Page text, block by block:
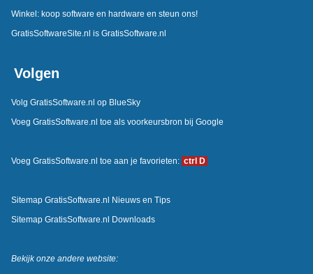
Winkel: koop software en hardware en steun ons!
GratisSoftwareSite.nl is GratisSoftware.nl
Volgen
Volg GratisSoftware.nl op BlueSky
Voeg GratisSoftware.nl toe als voorkeursbron bij Google
Voeg GratisSoftware.nl toe aan je favorieten: ctrl D
Sitemap GratisSoftware.nl Nieuws en Tips
Sitemap GratisSoftware.nl Downloads
Bekijk onze andere website: